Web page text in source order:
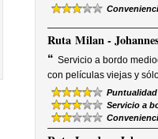
Ruta Milan -
“ Servicio a bordo
con películas viejas y
Puntualidad
Servicio a